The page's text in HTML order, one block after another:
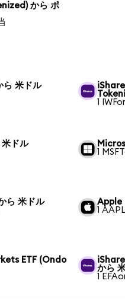
から ポ
米ドル
1
ドル
1
ら 米ドル
Apple
1
ETF (Ondo
から
1